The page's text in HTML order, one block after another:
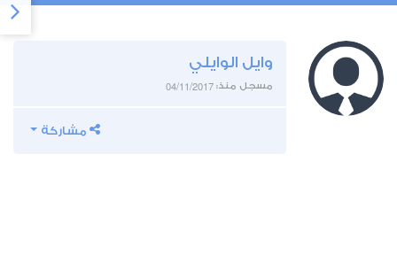
وايل الوايلي
مسجل منذ: 04/11/2017
مشاركة